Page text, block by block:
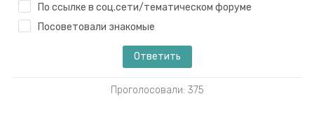
По ссылке в соц.сети/тематическом форуме
Посоветовали знакомые
Проголосовали: 375